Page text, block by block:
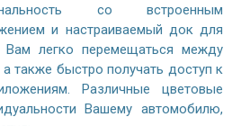
со встроенным
и настраиваемый док для
Вам легко перемещаться между
также быстро получать доступ к
Различные цветовые
Вашему автомобилю,